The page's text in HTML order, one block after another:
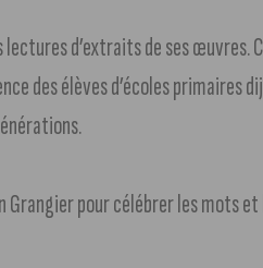
lectures d’extraits de ses œuvres.
des élèves d’écoles primaires
Grangier pour célébrer les mots